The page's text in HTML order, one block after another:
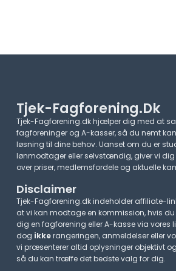
Tjek-Fagforening.dk
Tjek-Fagforening.dk hjælper dig med at
fagforeninger og A-kasser, så du nemt
løsning til dine behov. Uanset om du er
lønmodtager eller selvstændig, giver vi dig
over priser, medlemsfordele og aktuelle
Disclaimer
Tjek-Fagforening.dk indeholder affiliate-
at vi kan modtage en kommission, hvis
dig en fagforening eller A-kasse via vores
dog ikkerangeringen, anmeldelser eller
vi præsenterer altid oplysninger objektivt
så du kan træffe det bedste valg for dig.